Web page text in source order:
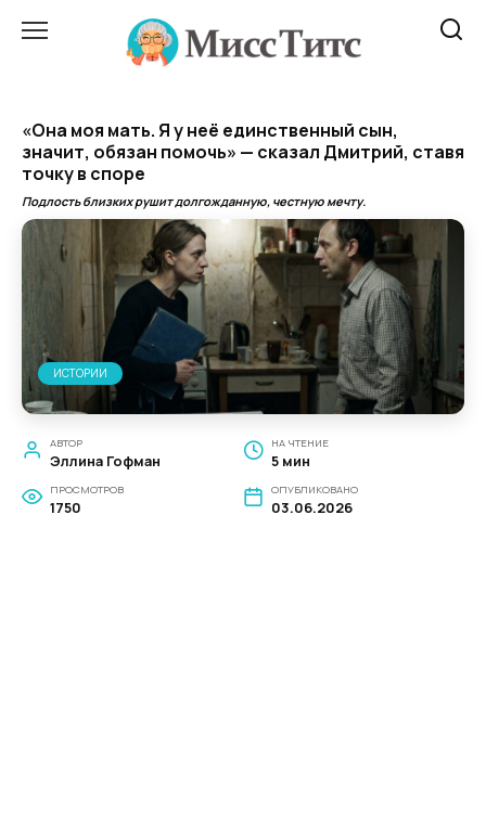
«Она моя мать. Я у неё единственный сын,
значит, обязан помочь» — сказал Дмитрий, ставя
точку в споре
Подлость близких рушит долгожданную, честную мечту.
ИСТОРИИ
АВТОР
Эллина Гофман
НА ЧТЕНИЕ
5 мин
ПРОСМОТРОВ
1750
ОПУБЛИКОВАНО
03.06.2026